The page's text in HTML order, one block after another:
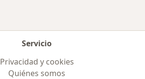
Servicio
Privacidad y cookies
Quiénes somos